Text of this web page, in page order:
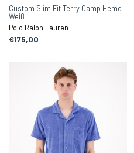
Custom Slim Fit Terry Camp Hemd
Weiß
Polo Ralph Lauren
€175,00